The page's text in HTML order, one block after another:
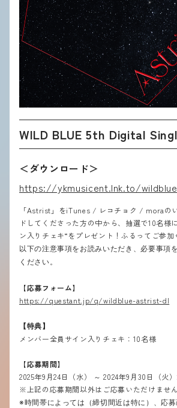
WILD BLUE 5th Digital
＜ダウンロード＞
https://ykmusicent.lnk.to/
「Astrist」をiTunes / レコチョク / moraの
ドしてくださった方の中から、抽選で10名様
ン入りチェキ“をプレゼント！ふるってご参加
以下の注意事項をお読みいただき、必要事項
ください。
【応募フォーム】
https://questant.jp/q/wildblue-astrist-dl
【特典】
メンバー全員サイン入りチェキ：10名様
【応募期間】
2025年9月24日（水） ～ 2024年9月30日（火）
※上記の応募期間以外はご応募いただけません
※時間帯によっては（締切間近は特に）、応募